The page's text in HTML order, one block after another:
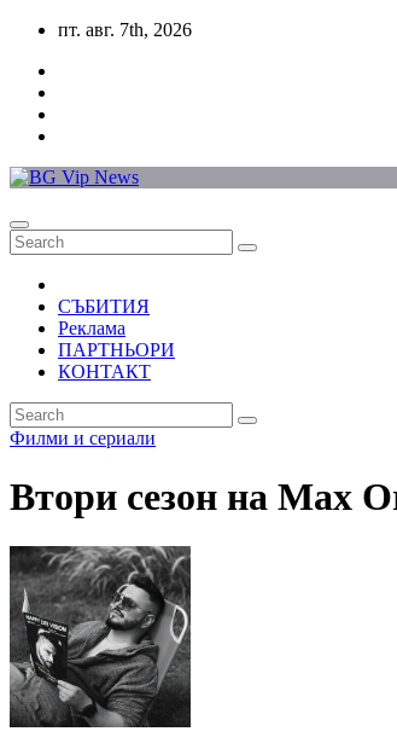
Skip
content
пт. авг. 7th, 2026
СЪБИТИЯ
Реклама
ПАРТНЬОРИ
КОНТАКТ
Филми и сериали
Втори сезон на Max